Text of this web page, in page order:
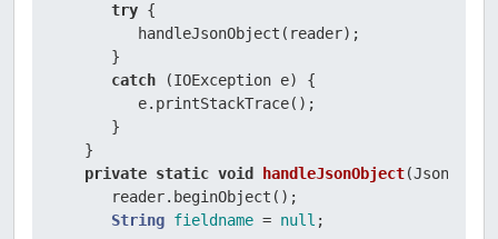
try {
         handleJsonObject(reader);
      }
catch (IOException e) {
         e.printStackTrace();
      }
   }
private static void handleJsonObject
      reader.beginObject();
String fieldname = null ;